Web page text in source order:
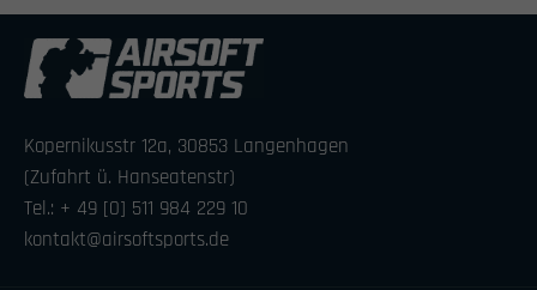
Kopernikusstr 12a, 30853 Langenhagen
(Zufahrt ü. Hanseatenstr)
Tel.: + 49 [0] 511 984 229 10
kontakt@airsoftsports.de